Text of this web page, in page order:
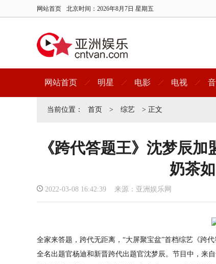
网站首页 北京时间： 2026年8月7日 星期五
网站首页 明星 电影 电视
当前位置： 首页 > 综艺 > 正文
《跨代答题王》沈梦辰
奶茶
2022-03-08 16:42:39 来源：亚洲娱乐网
全家来答题，跨代无距离，“大屏聚宝盆”首档综艺《跨
全名出题官杨迪和新晋跨代出题官沈梦辰。节目中，来